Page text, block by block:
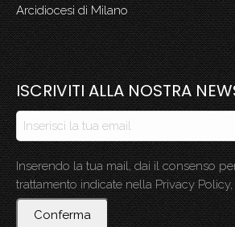
Arcidiocesi di Milano
ISCRIVITI ALLA NOSTRA
Inserendo la tua mail, dai il consenso
trattamento indicate nella Privacy
Conferma